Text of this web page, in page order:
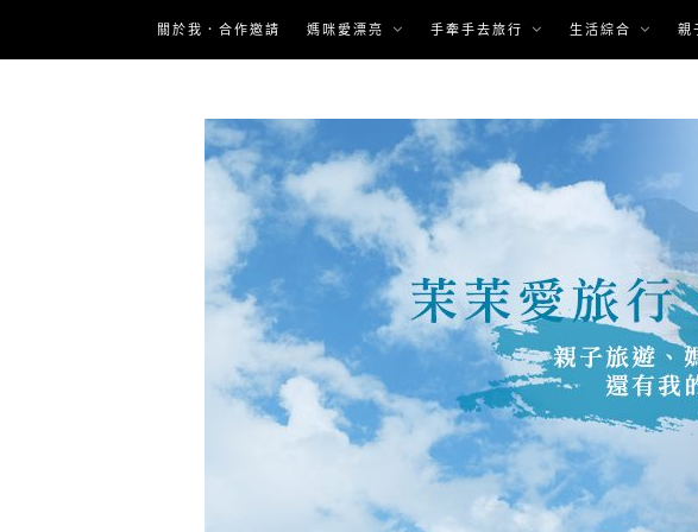
content
關於我．合作邀請 媽咪愛漂亮 手牽手去旅行 生活綜合 親